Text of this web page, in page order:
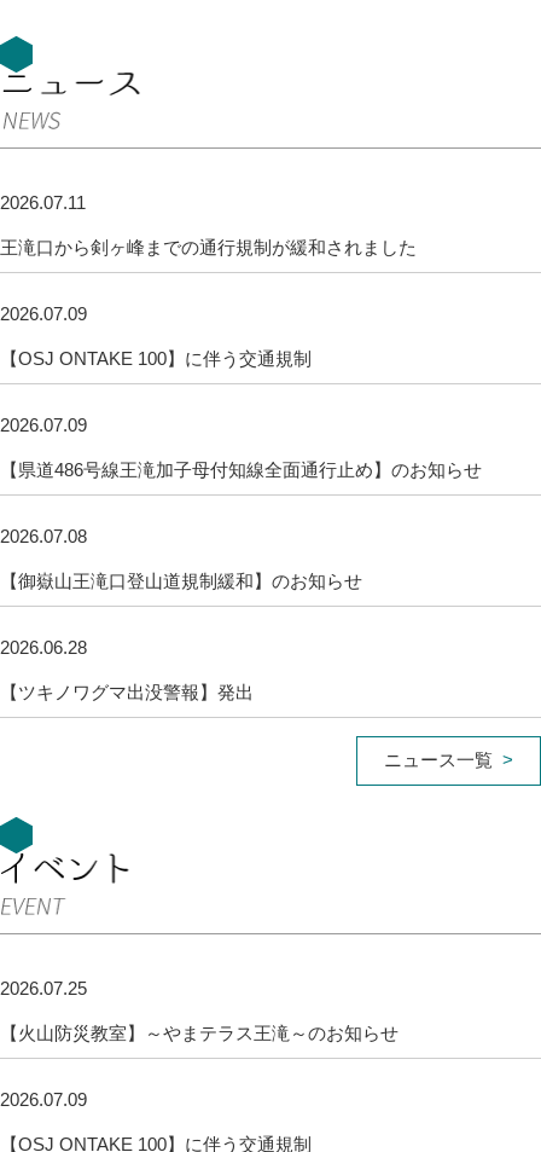
2026.07.11
王滝口から剣ヶ峰までの通行規制が緩和されました
2026.07.09
【OSJ ONTAKE 100】に伴う交通規制
2026.07.09
【県道486号線王滝加子母付知線全面通行止め】のお知らせ
2026.07.08
【御嶽山王滝口登山道規制緩和】のお知らせ
2026.06.28
【ツキノワグマ出没警報】発出
ニュース一覧
2026.07.25
【火山防災教室】～やまテラス王滝～のお知らせ
2026.07.09
【OSJ ONTAKE 100】に伴う交通規制